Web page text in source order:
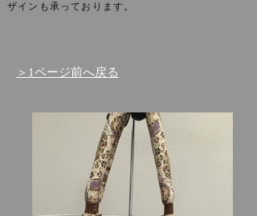
ザインも承っております。
＞1ページ前へ戻る